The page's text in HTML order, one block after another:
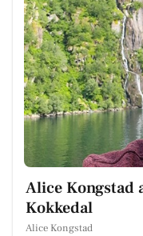
Alice Kongstad
Kokkedal
Alice Kongstad